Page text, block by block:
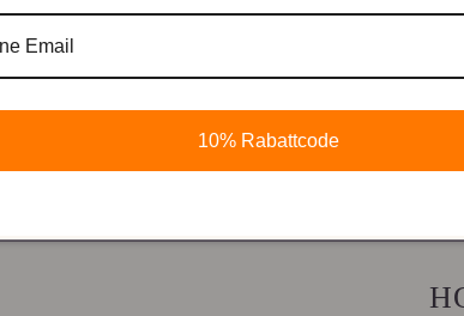
10% Rabattcode